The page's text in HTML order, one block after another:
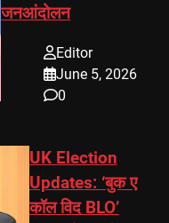
जनआंदोलन
Editor
June 5, 2026
0
UK Election
Updates: ‘बुक ए
कॉल विद BLO’